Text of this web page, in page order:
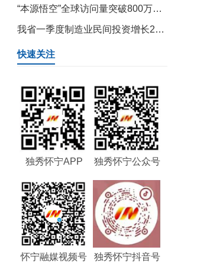
“本源悟空”全球访问量突破800万人次
我省一季度制造业民间投资增长22.2%，带动民间投资增速由负转正—— 制造业“民企敢投”的信心何来？
快速关注
独秀怀宁APP 独秀怀宁公众号
怀宁融媒视频号 独秀怀宁抖音号